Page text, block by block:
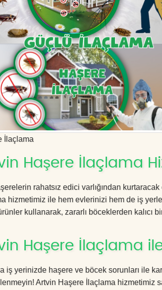
İlaçlama
Haşere İlaçlama
rahatsız edici varlığından
hizmetimiz ile hem evlerinizi hem de iş
kullanarak, zararlı böceklerden kalıcı
Haşere İlaçlama
iş yerinizde haşere ve böcek sorunları ile
Artvin Haşere İlaçlama hizmetimiz